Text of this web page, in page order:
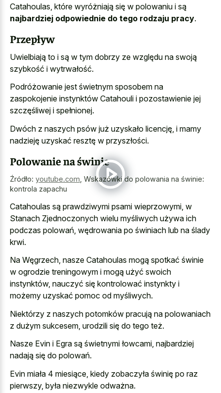
Catahoulas, które wyróżniają się w polowaniu i są
najbardziej odpowiednie do tego rodzaju pracy.
Przepływ
Uwielbiają to i są w tym dobrzy ze względu na swoją
szybkość i wytrwałość.
Podróżowanie jest świetnym sposobem na
zaspokojenie instynktów Catahouli i pozostawienie jej
szczęśliwej i spełnionej.
Dwóch z naszych psów już uzyskało licencję, i mamy
nadzieję uzyskać resztę w przyszłości.
Polowanie na świnie
Źródło: youtube.com, Wskazówki do polowania na świnie:
kontrola zapachu
Catahoulas są prawdziwymi psami wieprzowymi, w
Stanach Zjednoczonych wielu myśliwych używa ich
podczas polowań, wędrowania po świniach lub na ślady
krwi.
Na Węgrzech, nasze Catahoulas mogą spotkać świnie
w ogrodzie treningowym i mogą użyć swoich
instynktów, nauczyć się kontrolować instynkty i
możemy uzyskać pomoc od myśliwych.
Niektórzy z naszych potomków pracują na polowaniach
z dużym sukcesem, urodzili się do tego też.
Nasze Evin i Egra są świetnymi łowcami, najbardziej
nadają się do polowań.
Evin miała 4 miesiące, kiedy zobaczyła świnię po raz
pierwszy, była niezwykle odważna.